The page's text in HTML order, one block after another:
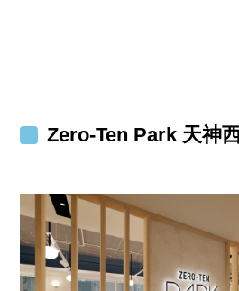
Zero-Ten Park 天神